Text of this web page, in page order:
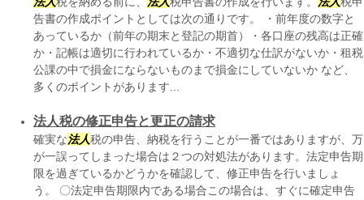
告書の作成ポイントとしては次の通りです。 ・前年度の数字と
あっているか（前年の期末と登記の期首）・各口座の残高は正確
か・記帳は適切に行われているか・不適切な仕訳がないか・租税
公課の中で損金にならないものまで損金にしていないか など、
多くのポイントがあります...
法人税の修正申告と更正の請求
確実な法人税の申告、納税を行うことが一番ではありますが、万
が一誤ってしまった場合は２つの対処法があります。法定申告期
限を過ぎているかどうかを確認して、修正申告を行いましょ
う。 〇法定申告期限内である場合この場合は、すぐに確定申告